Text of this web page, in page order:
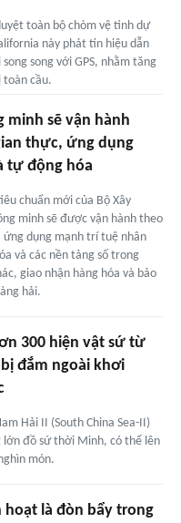
toàn bộ chòm vệ tinh dự
này phát tín hiệu dẫn
song với GPS, nhằm tăng
toàn cầu.
minh sẽ vận hành
thực, ứng dụng
tự động hóa
chuẩn mới của Bộ Xây
minh sẽ được vận hành theo
dụng mạnh trí tuệ nhân
và các nền tảng số trong
giao nhận hàng hóa và bảo
hải.
300 hiện vật sứ từ
đắm ngoài khơi
Hải II (South China Sea-II)
đồ sứ thời Minh, có thể lên
món.
hoạt là đòn bẩy trong